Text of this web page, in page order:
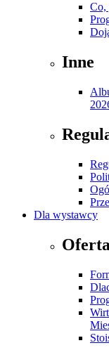
Co,
Inne
Dla wystawcy
Oferta